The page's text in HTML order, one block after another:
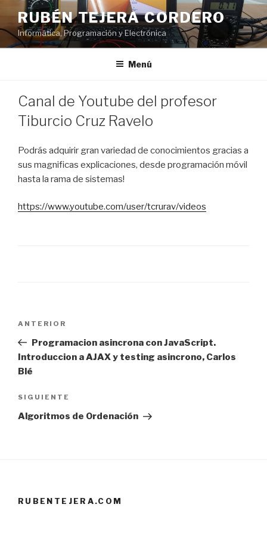
contenido
RUBÉN TEJERA CORDERO
Informática, Programación y Electrónica
Menú
PUBLICADO
EL
Canal de Youtube del profesor
Tiburcio Cruz Ravelo
Podrás adquirir gran variedad de conocimientos gracias a
sus magnificas explicaciones, desde programación móvil
hasta la rama de sistemas!
https://www.youtube.com/user/tcrurav/videos
entradas
Entrada
anterior:
ANTERIOR
Programacion asincrona con JavaScript.
Introduccion a AJAX y testing asincrono, Carlos
Blé
Siguiente
entrada
SIGUIENTE
Algoritmos de Ordenación
RUBENTEJERA.COM